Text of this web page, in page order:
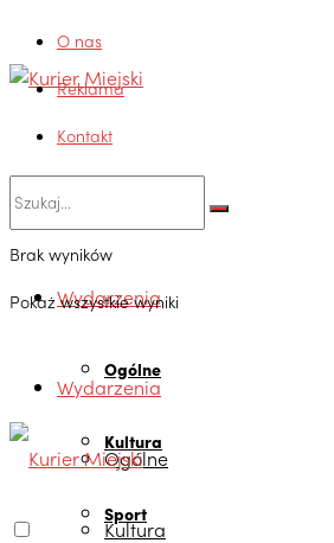
O nas
Reklama
Kontakt
Brak wyników
Pokaż wszystkie wyniki
Wydarzenia
Ogólne
Kultura
Sport
Wydarzenia
Ogólne
Kultura